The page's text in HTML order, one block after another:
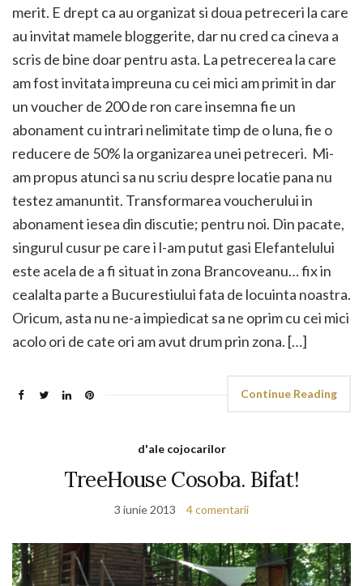
merit. E drept ca au organizat si doua petreceri la care
au invitat mamele bloggerite, dar nu cred ca cineva a
scris de bine doar pentru asta. La petrecerea la care
am fost invitata impreuna cu cei mici am primit in dar
un voucher de 200 de ron care insemna fie un
abonament cu intrari nelimitate timp de o luna, fie o
reducere de 50% la organizarea unei petreceri. Mi-
am propus atunci sa nu scriu despre locatie pana nu
testez amanuntit. Transformarea voucherului in
abonament iesea din discutie; pentru noi. Din pacate,
singurul cusur pe care i l-am putut gasi Elefantelului
este acela de a fi situat in zona Brancoveanu… fix in
cealalta parte a Bucurestiului fata de locuinta noastra.
Oricum, asta nu ne-a impiedicat sa ne oprim cu cei mici
acolo ori de cate ori am avut drum prin zona. […]
Continue Reading
d'ale cojocarilor
TreeHouse Cosoba. Bifat!
3 iunie 2013 4 comentarii